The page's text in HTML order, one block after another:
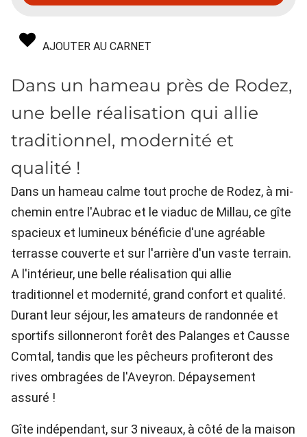
AJOUTER AU CARNET
Dans un hameau près de Rodez,
une belle réalisation qui allie
traditionnel, modernité et
qualité !
Dans un hameau calme tout proche de Rodez, à mi-
chemin entre l'Aubrac et le viaduc de Millau, ce gîte
spacieux et lumineux bénéficie d'une agréable
terrasse couverte et sur l'arrière d'un vaste terrain.
A l'intérieur, une belle réalisation qui allie
traditionnel et modernité, grand confort et qualité.
Durant leur séjour, les amateurs de randonnée et
sportifs sillonneront forêt des Palanges et Causse
Comtal, tandis que les pêcheurs profiteront des
rives ombragées de l'Aveyron. Dépaysement
assuré !
Gîte indépendant, sur 3 niveaux, à côté de la maison